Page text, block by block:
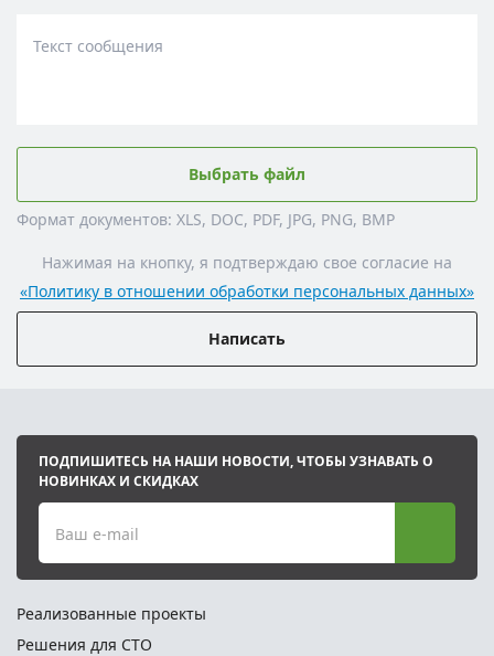
Текст сообщения
Выбрать файл
Формат документов: XLS, DOC, PDF, JPG, PNG, BMP
Нажимая на кнопку, я подтверждаю свое согласие на
«Политику в отношении обработки персональных данных»
Написать
ПОДПИШИТЕСЬ НА НАШИ НОВОСТИ, ЧТОБЫ УЗНАВАТЬ О
НОВИНКАХ И СКИДКАХ
Ваш e-mail
Реализованные проекты
Решения для СТО